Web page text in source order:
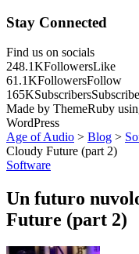
Stay Connected
Find us on socials
248.1KFollowersLike
61.1KFollowersFollow
165KSubscribersSubscribe
Made by ThemeRuby
WordPress
Age of Audio > Blog >
Cloudy Future (part 2)
Software
Un futuro
Future (part 2)